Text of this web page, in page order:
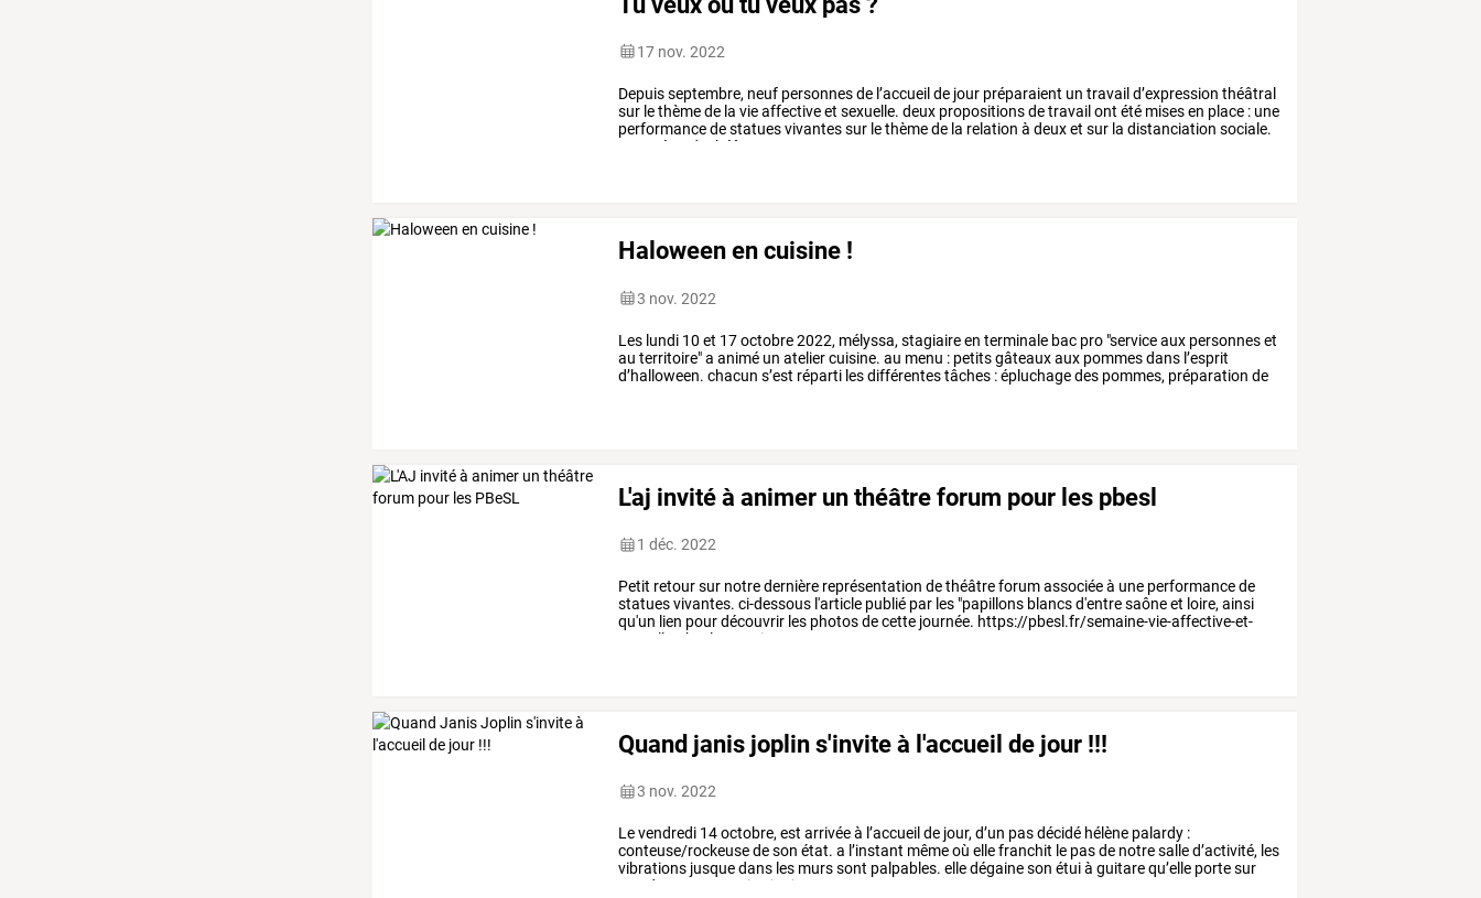
17 nov. 2022
Depuisseptembre, neuf personnesde l’accueil de jour préparaient un travail d’expression théâtral
sur lethèmede la vieaffectiveet sexuelle. deux propositionsdetravail ont été misesen place : une
performancedestatuesvivantessur lethèmede la relation à deuxet sur la distanciation sociale.
scène de théâtre
Haloween en cuisine !
3 nov. 2022
Les lundi 10 et 17octobre2022, mélyssa, stagiaireen terminale bac pro "serviceaux personneset
au territoire"a animé un ateliercuisine. au menu : petitsgâteauxaux pommesdans l’esprit
d’halloween. chacun s’est réparti lesdifférentestâches :épluchagedes pommes, préparation de
L'aj invité à animer un théâtre forum pour les pbesl
1 déc. 2022
Petit retoursur notredernière représentation dethéâtreforumassociéeà une performancede
statuesvivantes. ci-dessous l'article publié par les "papillons blancsd'entresaôneet loire,ainsi
qu'un lien pourdécouvrir les photosdecette journée. https://pbesl.fr/semaine-vie-affective-et-
sexuelle-pbesl/
semaine
Quand janis joplin s'invite à l'accueil de jour !!!
3 nov. 2022
Le vendredi 14 octobre, est arrivée à l’accueil de jour, d’un pas décidé hélène palardy :
conteuse/rockeuse de son état. a l’instant même où elle franchit le pas de notre salle d’activité, les
vibrations jusque dans les murs sont palpables. elle dégaine son étui à guitare qu’elle porte sur
son dos et en extrait « janis » sa